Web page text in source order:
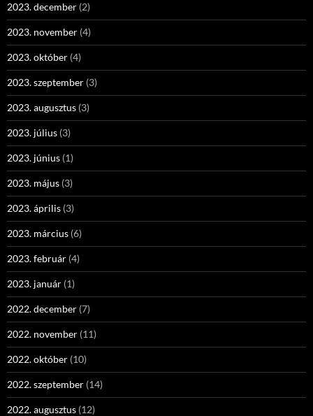
2023. december (2)
2023. november (4)
2023. október (4)
2023. szeptember (3)
2023. augusztus (3)
2023. július (3)
2023. június (1)
2023. május (3)
2023. április (3)
2023. március (6)
2023. február (4)
2023. január (1)
2022. december (7)
2022. november (11)
2022. október (10)
2022. szeptember (14)
2022. augusztus (12)